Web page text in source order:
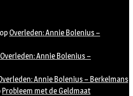
op Overleden: Annie Bolenius –
Overleden: Annie Bolenius –
Annie Bolenius – Berkelmans
Probleem met de Geldmaat